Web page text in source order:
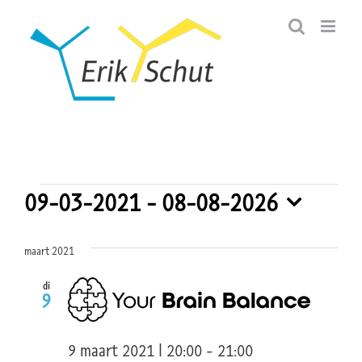
Presentaties
09-03-2021 - 08-08-2026
een
datum.
maart 2021
di
9
9 maart 2021 | 20:00 - 21:00